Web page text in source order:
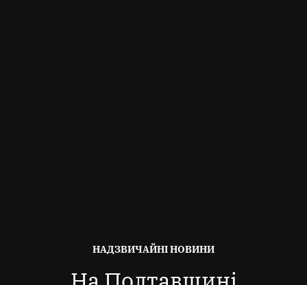
ОПУБЛІКОВАНО
НАДЗВИЧАЙНІ НОВИНИ